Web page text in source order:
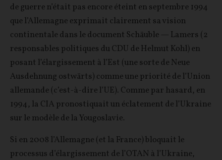
de guerre n’était pas encore éteint en septembre 1994
que l’Allemagne exprimait clairement sa vision
continentale dans le document Schäuble — Lamers (2
responsables politiques du CDU de Helmut Kohl) en
posant l’élargissement à l’Est (une sorte de Neue
Ausdehnung ostwärts) comme une priorité de l’Union
allemande (c’est-à-dire l’UE). Comme par hasard, en
1994, la CIA pronostiquait un éclatement de l’Ukraine
sur le modèle de la Yougoslavie.
Si en 2008 l’Allemagne (et la France) bloquait le
processus d’élargissement de l’OTAN à l’Ukraine,